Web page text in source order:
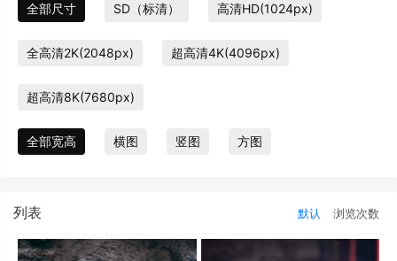
全部尺寸 SD（标清） 高清HD(1024px)
全高清2K(2048px) 超高清4K(4096px)
超高清8K(7680px)
全部宽高 横图 竖图 方图
列表 默认 浏览次数